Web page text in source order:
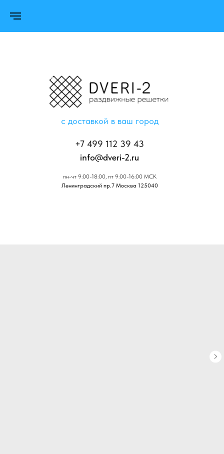
с доставкой в ваш город
+7 499 112 39 43
info@dveri-2.ru
пн-чт 9:00-18:00, пт 9:00-16:00 МСК
Ленинградский пр.7 Москва 125040